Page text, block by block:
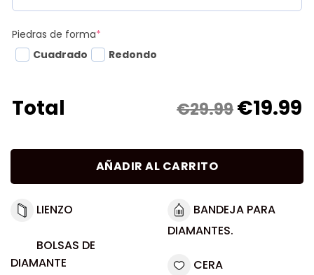
Piedras de forma*
Cuadrado
Redondo
Total €29.99€19.99
AÑADIR AL CARRITO
LIENZO
BOLSAS DE
DIAMANTE
BANDEJA PARA
DIAMANTES.
CERA